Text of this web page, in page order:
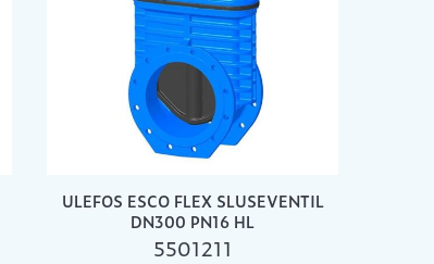
ULEFOS ESCO FLEX SLUSEVENTIL
DN300 PN16 HL
5501211